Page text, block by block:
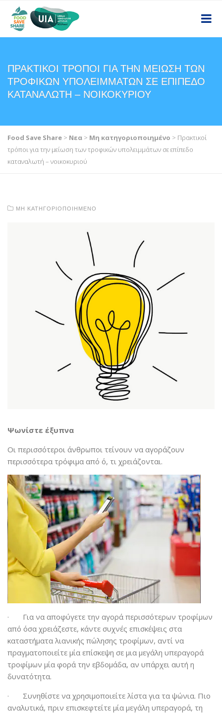
ΠΡΑΚΤΙΚΟΊ ΤΡΌΠΟΙ ΓΙΑ ΤΗΝ ΜΕΊΩΣΗ ΤΩΝ
ΤΡΟΦΙΚΏΝ ΥΠΟΛΕΙΜΜΆΤΩΝ ΣΕ ΕΠΊΠΕΔΟ
ΚΑΤΑΝΑΛΩΤΉ – ΝΟΙΚΟΚΥΡΙΟΎ
Food Save Share > Νεα > Μη κατηγοριοποιημένο > Πρακτικοί
τρόποι για την μείωση των τροφικών υπολειμμάτων σε επίπεδο
καταναλωτή – νοικοκυριού
ΜΗ ΚΑΤΗΓΟΡΙΟΠΟΙΗΜΈΝΟ
Ψωνίστε έξυπνα
Οι περισσότεροι άνθρωποι τείνουν να αγοράζουν
περισσότερα τρόφιμα από ό, τι χρειάζονται.
· Για να αποφύγετε την αγορά περισσότερων τροφίμων
από όσα χρειάζεστε, κάντε συχνές επισκέψεις στα
καταστήματα λιανικής πώλησης τροφίμων, αντί να
πραγματοποιείτε μία επίσκεψη σε μια μεγάλη υπεραγορά
τροφίμων μία φορά την εβδομάδα, αν υπάρχει αυτή η
δυνατότητα.
· Συνηθίστε να χρησιμοποιείτε λίστα για τα ψώνια. Πιο
αναλυτικά, πριν επισκεφτείτε μία μεγάλη υπεραγορά, τη